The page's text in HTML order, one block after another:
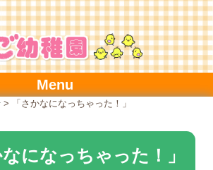
Menu
> 「さかなになっちゃった！」
なになっちゃった！」